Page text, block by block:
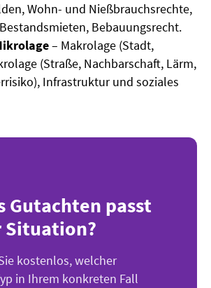
Wohn- und Nießbrauchsrechte,
Bebauungsrecht.
– Makrolage (Stadt,
(Straße, Nachbarschaft, Lärm,
Infrastruktur und soziales
Gutachten passt
Situation?
kostenlos, welcher
in Ihrem konkreten Fall